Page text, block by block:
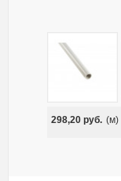
298,20руб. (м)